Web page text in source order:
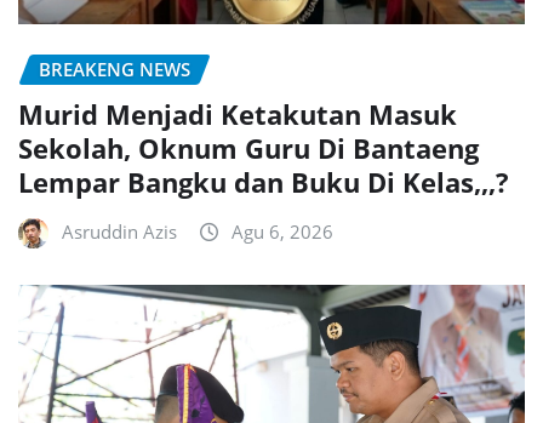
BREAKENG NEWS
Murid Menjadi Ketakutan Masuk
Sekolah, Oknum Guru Di Bantaeng
Lempar Bangku dan Buku Di Kelas,,,?
Asruddin Azis Agu 6, 2026